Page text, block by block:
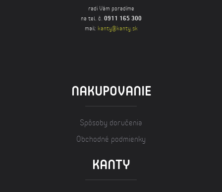
radi Vám poradíme
na tel. č. 0911 165 300
mail: kanty@kanty.sk
NAKUPOVANIE
Spôsoby doručenia
Obchodné podmienky
KANTY